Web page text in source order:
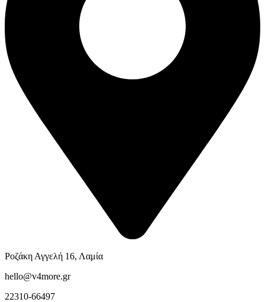
Ροζάκη Αγγελή 16, Λαμία
hello@v4more.gr
22310-66497